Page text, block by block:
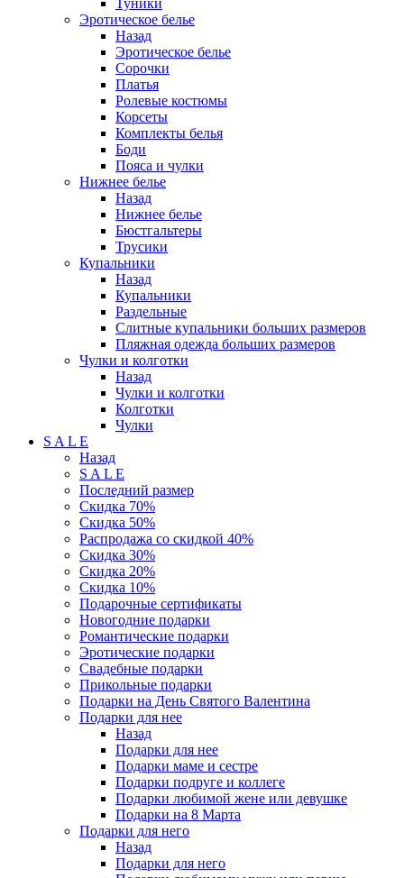
Туники
Эротическое белье
Назад
Эротическое белье
Сорочки
Платья
Ролевые костюмы
Корсеты
Комплекты белья
Боди
Пояса и чулки
Нижнее белье
Назад
Нижнее белье
Бюстгальтеры
Трусики
Купальники
Назад
Купальники
Раздельные
Слитные купальники больших размеров
Пляжная одежда больших размеров
Чулки и колготки
Назад
Чулки и колготки
Колготки
Чулки
S A L E
Назад
S A L E
Последний размер
Скидка 70%
Скидка 50%
Распродажа со скидкой 40%
Скидка 30%
Скидка 20%
Скидка 10%
Подарочные сертификаты
Новогодние подарки
Романтические подарки
Эротические подарки
Свадебные подарки
Прикольные подарки
Подарки на День Святого Валентина
Подарки для нее
Назад
Подарки для нее
Подарки маме и сестре
Подарки подруге и коллеге
Подарки любимой жене или девушке
Подарки на 8 Марта
Подарки для него
Назад
Подарки для него